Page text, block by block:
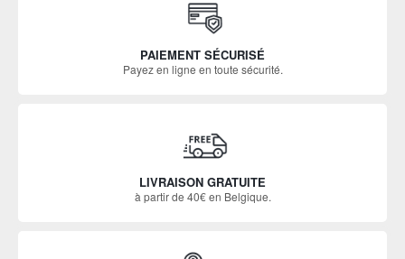
PAIEMENT SÉCURISÉ
Payez en ligne en toute sécurité.
LIVRAISON GRATUITE
à partir de 40€ en Belgique.